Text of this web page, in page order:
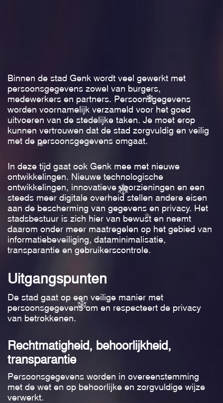
Binnen de stad Genk wordt veel gewerkt met
persoonsgegevens zowel van burgers,
medewerkers en partners. Persoonsgegevens
worden voornamelijk verzameld voor het goed
uitvoeren van de stedelijke taken. Je moet erop
kunnen vertrouwen dat de stad zorgvuldig en veilig
met de persoonsgegevens omgaat.
In deze tijd gaat ook Genk mee met nieuwe
ontwikkelingen. Nieuwe technologische
ontwikkelingen, innovatieve voorzieningen en een
steeds meer digitale overheid stellen andere eisen
aan de bescherming van gegevens en privacy. Het
stadsbestuur is zich hier van bewust en neemt
daarom onder meer maatregelen op het gebied van
informatiebeveiliging, dataminimalisatie,
transparantie en gebruikerscontrole.
Uitgangspunten
De stad gaat op een veilige manier met
persoonsgegevens om en respecteert de privacy
van betrokkenen.
Rechtmatigheid, behoorlijkheid,
transparantie
Persoonsgegevens worden in overeenstemming
met de wet en op behoorlijke en zorgvuldige wijze
verwerkt.
❄
❄
❄